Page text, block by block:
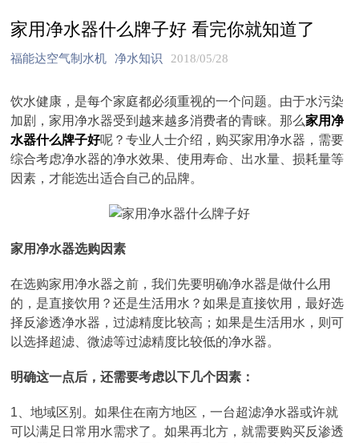
家用净水器什么牌子好 看完你就知道了
福能达空气制水机 净水知识 2018/05/28
饮水健康，是每个家庭都必须重视的一个问题。由于水污染
加剧，家用净水器受到越来越多消费者的青睐。那么家用净
水器什么牌子好呢？专业人士介绍，购买家用净水器，需要
综合考虑净水器的净水效果、使用寿命、出水量、损耗量等
因素，才能选出适合自己的品牌。
家用净水器选购因素
在选购家用净水器之前，我们先要明确净水器是做什么用
的，是直接饮用？还是生活用水？如果是直接饮用，最好选
择反渗透净水器，过滤精度比较高；如果是生活用水，则可
以选择超滤、微滤等过滤精度比较低的净水器。
明确这一点后，还需要考虑以下几个因素：
1、地域区别。如果住在南方地区，一台超滤净水器或许就
可以满足日常用水需求了。如果再北方，就需要购买反渗透